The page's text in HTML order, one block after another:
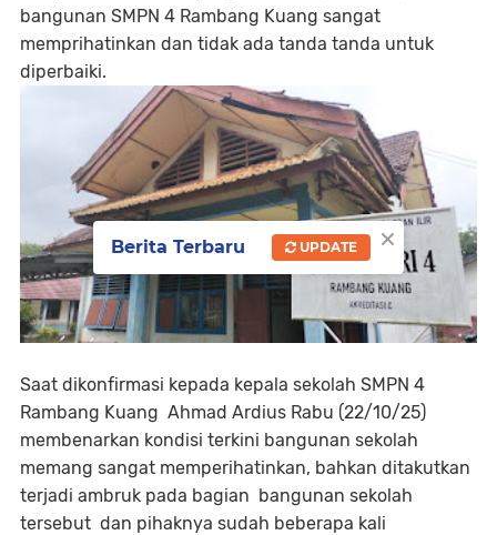
bangunan SMPN 4 Rambang Kuang sangat
memprihatinkan dan tidak ada tanda tanda untuk
diperbaiki.
Saat dikonfirmasi kepada kepala sekolah SMPN 4
Rambang Kuang Ahmad Ardius Rabu (22/10/25)
membenarkan kondisi terkini bangunan sekolah
memang sangat memperihatinkan, bahkan ditakutkan
terjadi ambruk pada bagian bangunan sekolah
tersebut dan pihaknya sudah beberapa kali
×
Berita Terbaru UPDATE